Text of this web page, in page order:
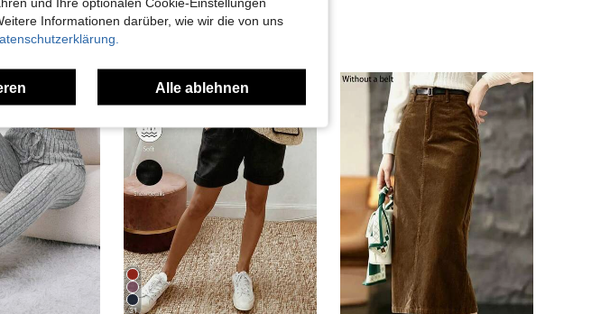
31
Informationen darüber, wie wir die von uns
Alle ablehnen